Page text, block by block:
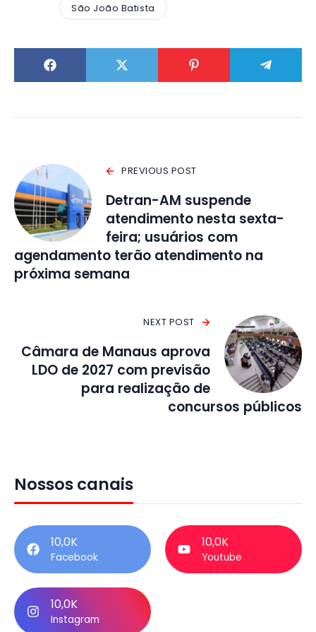
São João Batista
PREVIOUS POST
Detran-AM suspende
atendimento nesta sexta-
feira; usuários com
agendamento terão atendimento na
próxima semana
NEXT POST
Câmara de Manaus aprova
LDO de 2027 com previsão
para realização de
concursos públicos
Nossos canais
10,0K
Facebook
10,0K
Youtube
10,0K
Instagram